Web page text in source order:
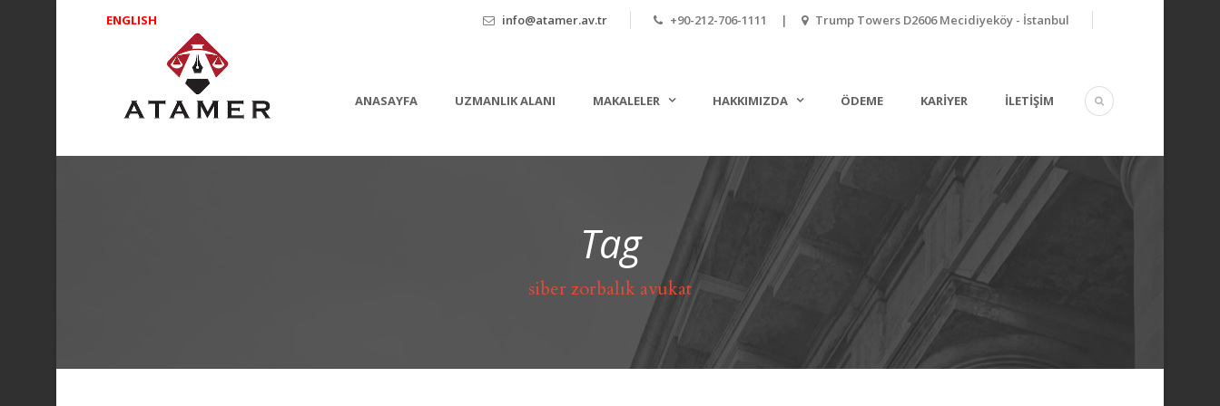
ENGLISH info@atamer.av.tr +90-212-706-1111 | Trump Towers D2606 Mecidiyeköy - İstanbul
ANASAYFA UZMANLIK ALANI MAKALELER HAKKIMIZDA ÖDEME KARİYER İLETİŞİM
Tag
siber zorbalık avukat